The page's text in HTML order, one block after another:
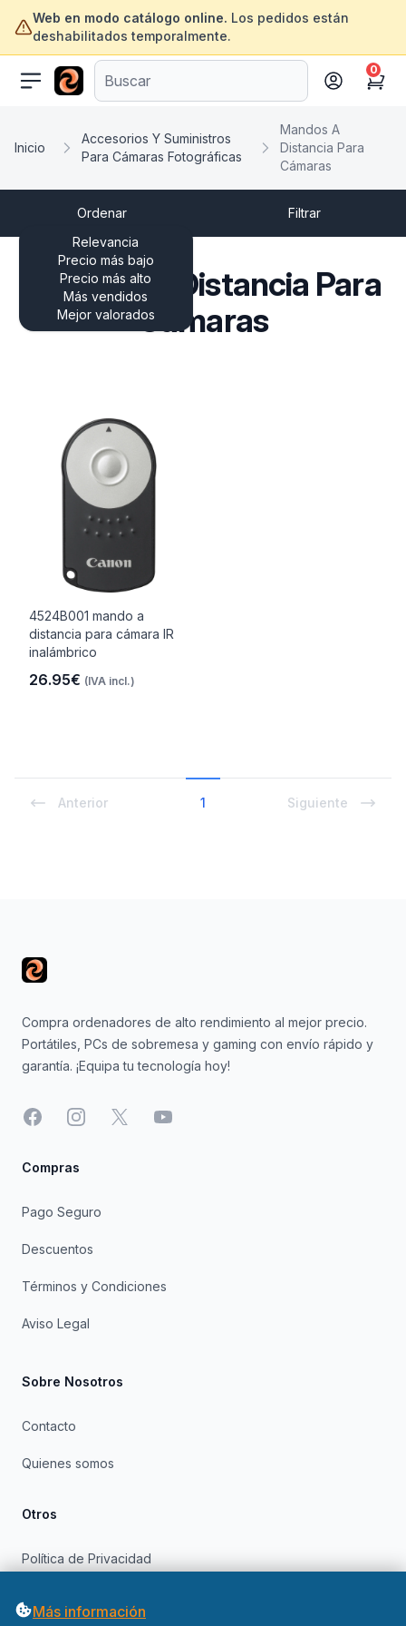
Web en modo catálogo online. Los pedidos están
deshabilitados temporalmente.
ofertasinformatica.com
Cart
0
Inicio
Accesorios Y Suministros
Para Cámaras Fotográficas
Mandos A
Distancia Para
Cámaras
Ordenar
Relevancia
Precio más bajo
Precio más alto
Más vendidos
Mejor valorados
Filtrar
Mandos A Distancia Para
Cámaras
4524B001 mando a
distancia para cámara IR
inalámbrico
26.95€ (IVA incl.)
Anterior 1 Siguiente
Compra ordenadores de alto rendimiento al mejor precio.
Portátiles, PCs de sobremesa y gaming con envío rápido y
garantía. ¡Equipa tu tecnología hoy!
FacebookInstagram
X YouTube
Compras
Pago Seguro
Descuentos
Términos y Condiciones
Aviso Legal
Sobre Nosotros
Contacto
Quienes somos
Otros
Política de Privacidad
Más información